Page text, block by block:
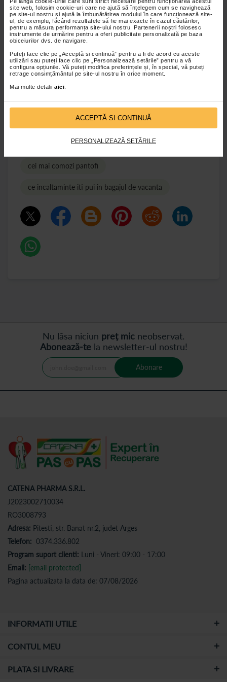
site web, folosim cookie-uri care ne ajută să înțelegem cum se navighează
pe site-ul nostru și ajută la îmbunătățirea modului în care funcționează site-
ul, de exemplu, făcând rezultatele să fie mai exacte în cazul căutărilor,
pentru a măsura performanța site-ului nostru. Partenerii noștri folosesc
instrumente de urmărire pentru a oferi publicitate personalizată pe baza
obiceiurilor dvs. de navigare.
Puteți face clic pe „Acceptă si continuă” pentru a fi de acord cu aceste
utilizări sau puteți face clic pe „Personalizează setările” pentru a vă
configura opțiunile. Vă puteți modifica preferințele și, în special, vă puteți
retrage consimțământul pe site-ul nostru în orice moment.
Mai multe detalii aici
ACCEPTĂ SI CONTINUĂ
PERSONALIZEAZĂ SETĂRILE
flexibile si dispun si de 3 barete cu sistem de inchidere
velcro, ceea ce permite un reglaj bun, indiferent de
conformatia piciorului.
deIonut Solescu , Redactor Tonica Group
incaltaminte ortopedica adulti
pantofi comozi pentru vacanta
cei mai comozi pantofi
ce incaltaminte iti pui in bagajul de vacanta
Nu lăsa niciun preț mic neobservat.
Abonează-tela newsletter-ul nostru!
Abonare
CATENA PHARMA S.R.L.
J2023002710034
RO3008793
Adresa: Pitesti, str. Banat nr.2, judet Arges
Telefon: 0374.336.802
Program suport clienti: Luni - Vineri: 09:00 - 17:00
Email: [email protected]
Pagina actualizata la data de: 07/08/2026
INFORMATII UTILE
CONTUL MEU
PLATA SI LIVRARE